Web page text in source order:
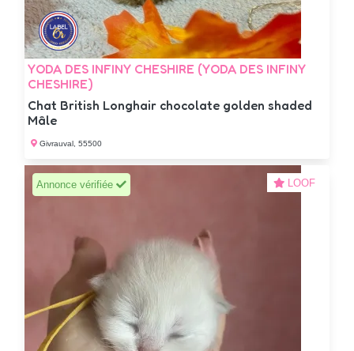
YODA DES INFINY CHESHIRE (YODA DES INFINY
CHESHIRE)
Chat British Longhair chocolate golden shaded
Mâle
Givrauval, 55500
Annonce vérifiée LOOF